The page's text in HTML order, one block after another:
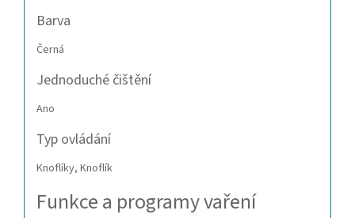
Barva
Černá
Jednoduché čištění
Ano
Typ ovládání
Knoflíky, Knoflík
Funkce a programy vaření